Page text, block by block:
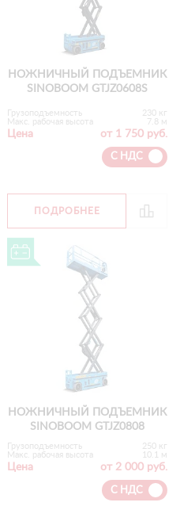
НОЖНИЧНЫЙ ПОДЪЕМНИК
SINOBOOM GTJZ0608S
Грузоподъемность
230 кг
Макс. рабочая высота
7.8 м
Цена от 1 750 руб.
С НДС
ПОДРОБНЕЕ
НОЖНИЧНЫЙ ПОДЪЕМНИК
SINOBOOM GTJZ0808
Грузоподъемность
250 кг
Макс. рабочая высота
10.1 м
Цена от 2 000 руб.
С НДС